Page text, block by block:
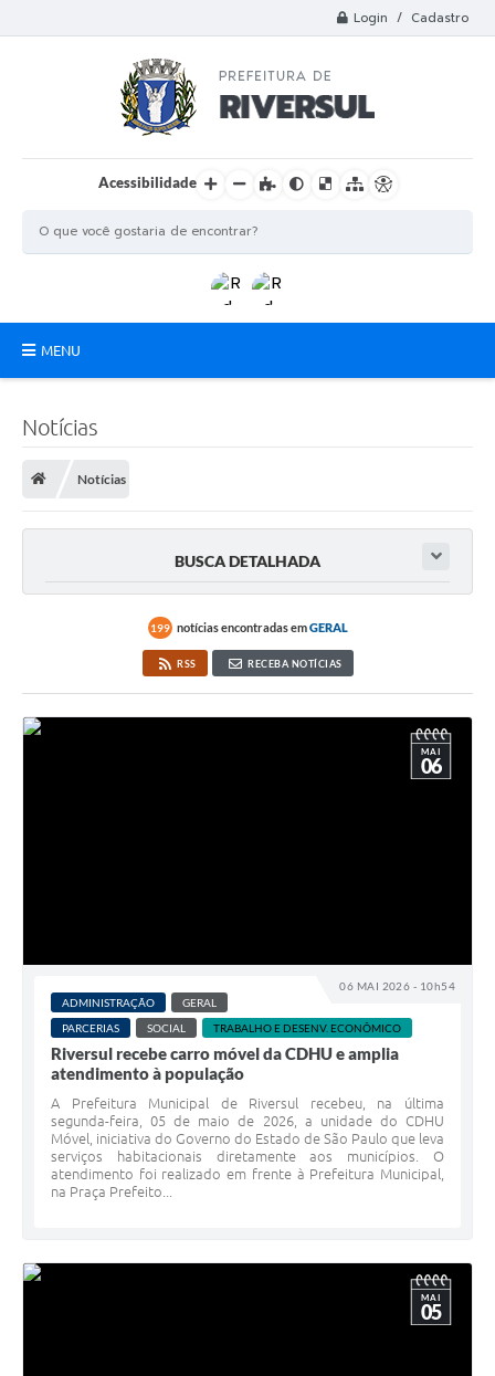
Login / Cadastro
Acessibilidade
MENU
Departamentos
Protocolo online
Plano de contratação anual/2026
Coleta de Lixo
Plantão Farmácias e Saúde
Coleta de exames laboratoriais
Trasporte rural
FAQ / Perguntas e Respostas Frequentes
Notícias
Notícias
BUSCA DETALHADA
199 notícias encontradas emGERAL
RSS RECEBA NOTÍCIAS
06 MAI 2026 - 10h54
MAI
06
ADMINISTRAÇÃO
GERAL
PARCERIAS
SOCIAL TRABALHO E DESENV. ECONÔMICO
Riversul recebe carro móvel da CDHU e amplia
atendimento à população
A Prefeitura Municipal de Riversul recebeu, na última
segunda-feira, 05 de maio de 2026, a unidade do CDHU
Móvel, iniciativa do Governo do Estado de São Paulo que leva
serviços habitacionais diretamente aos municípios. O
atendimento foi realizado em frente à Prefeitura Municipal,
na Praça Prefeito...
MAI
05